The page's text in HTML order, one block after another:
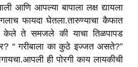
आणि आपल्या बापाला लक्ष द्यायला
फायदा घेतला.तारुण्याचा कैफात
केले ते समजले की याचा तिळपापड
? “गरीबाला का कुठे इज्जत असते?”
ही पोरगी काय लायकीची